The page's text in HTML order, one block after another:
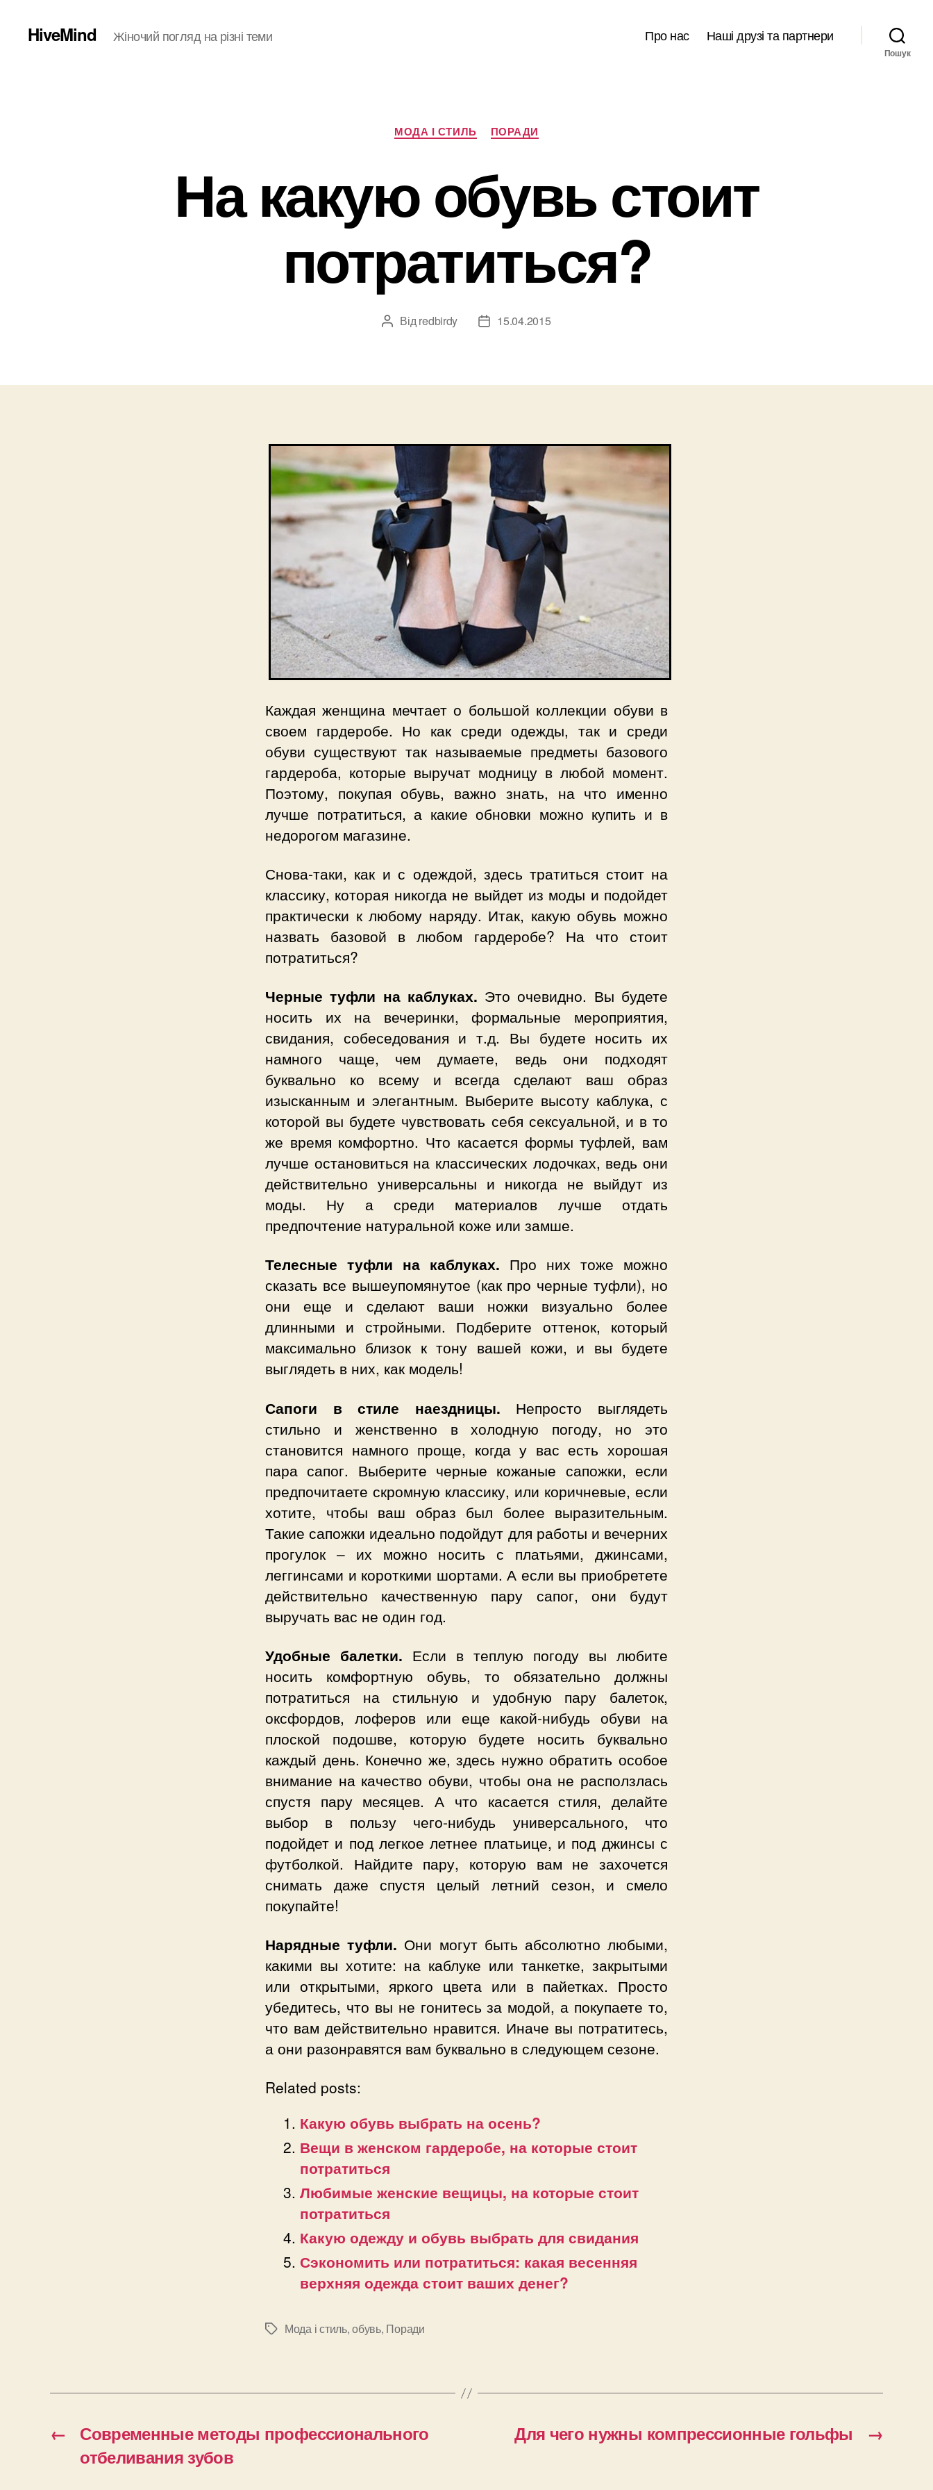
HiveMind Жіночий погляд на різні теми Про нас Наші друзі та партнери
Пошук
Категорії
МОДА І СТИЛЬ ПОРАДИ
На какую обувь стоит
потратиться?
Автор
Від redbirdy
Дата15.04.2015
Каждая женщина мечтает о большой коллекции обуви в
своем гардеробе. Но как среди одежды, так и среди
обуви существуют так называемые предметы базового
гардероба, которые выручат модницу в любой момент.
Поэтому, покупая обувь, важно знать, на что именно
лучше потратиться, а какие обновки можно купить и в
недорогом магазине.
Снова-таки, как и с одеждой, здесь тратиться стоит на
классику, которая никогда не выйдет из моды и подойдет
практически к любому наряду. Итак, какую обувь можно
назвать базовой в любом гардеробе? На что стоит
потратиться?
Черные туфли на каблуках. Это очевидно. Вы будете
носить их на вечеринки, формальные мероприятия,
свидания, собеседования и т.д. Вы будете носить их
намного чаще, чем думаете, ведь они подходят
буквально ко всему и всегда сделают ваш образ
изысканным и элегантным. Выберите высоту каблука, с
которой вы будете чувствовать себя сексуальной, и в то
же время комфортно. Что касается формы туфлей, вам
лучше остановиться на классических лодочках, ведь они
действительно универсальны и никогда не выйдут из
моды. Ну а среди материалов лучше отдать
предпочтение натуральной коже или замше.
Телесные туфли на каблуках. Про них тоже можно
сказать все вышеупомянутое (как про черные туфли), но
они еще и сделают ваши ножки визуально более
длинными и стройными. Подберите оттенок, который
максимально близок к тону вашей кожи, и вы будете
выглядеть в них, как модель!
Сапоги в стиле наездницы. Непросто выглядеть
стильно и женственно в холодную погоду, но это
становится намного проще, когда у вас есть хорошая
пара сапог. Выберите черные кожаные сапожки, если
предпочитаете скромную классику, или коричневые, если
хотите, чтобы ваш образ был более выразительным.
Такие сапожки идеально подойдут для работы и вечерних
прогулок – их можно носить с платьями, джинсами,
леггинсами и короткими шортами. А если вы приобретете
действительно качественную пару сапог, они будут
выручать вас не один год.
Удобные балетки. Если в теплую погоду вы любите
носить комфортную обувь, то обязательно должны
потратиться на стильную и удобную пару балеток,
оксфордов, лоферов или еще какой-нибудь обуви на
плоской подошве, которую будете носить буквально
каждый день. Конечно же, здесь нужно обратить особое
внимание на качество обуви, чтобы она не расползлась
спустя пару месяцев. А что касается стиля, делайте
выбор в пользу чего-нибудь универсального, что
подойдет и под легкое летнее платьице, и под джинсы с
футболкой. Найдите пару, которую вам не захочется
снимать даже спустя целый летний сезон, и смело
покупайте!
Нарядные туфли. Они могут быть абсолютно любыми,
какими вы хотите: на каблуке или танкетке, закрытыми
или открытыми, яркого цвета или в пайетках. Просто
убедитесь, что вы не гонитесь за модой, а покупаете то,
что вам действительно нравится. Иначе вы потратитесь,
а они разонравятся вам буквально в следующем сезоне.
Related posts:
Какую обувь выбрать на осень?
Вещи в женском гардеробе, на которые стоит
потратиться
Любимые женские вещицы, на которые стоит
потратиться
Какую одежду и обувь выбрать для свидания
Сэкономить или потратиться: какая весенняя
верхняя одежда стоит ваших денег?
Позначки
Мода і стиль,обувь, Поради
←
Современные методы профессионального
отбеливания зубов
→
Для чего нужны компрессионные гольфы